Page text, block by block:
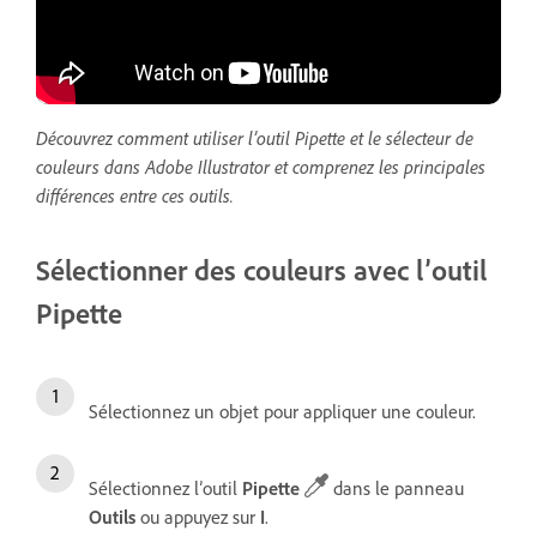
Découvrez comment utiliser l’outil Pipette et le sélecteur de
couleurs dans Adobe Illustrator et comprenez les principales
différences entre ces outils.
Sélectionner des couleurs avec l’outil
Pipette
Sélectionnez un objet pour appliquer une couleur.
Sélectionnez l’outil Pipette
dans le panneau
Outils ou appuyez sur I.